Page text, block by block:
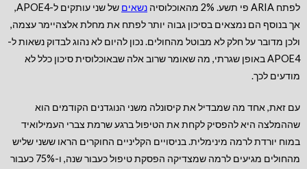
לפתח ARIA פי תשע. 2% מהאוכלוסיה
נשאים
של שני עותקים ל-APOE4,
אך בנוסף הם נמצאים בסיכון גבוה יותר לפתח את מחלת אלצהיימר עצמה,
ולכן מדובר על חלק לא מבוטל מהחולים. נכון להיום לא נהוג לבדוק נשאות ל-
APOE4 באופן שגרתי, מה שאומר שרוב אלה שבאוכלוסית סיכון כלל לא
מודעים לכך.
עם זאת, אחד מה שמבדיל את קיסונלה משני הנוגדנים הקודמים הוא
שההמלצה היא להפסיק לקחת את הטיפול ברגע שרמת צברי העמילואיד
במוח יורדת לרמה מינימלית. בניסויים הקליניים החוקרים הראו ששני שליש
מהחולים מגיעים לרמה שמצדיקה הפסקת טיפול כעבור שנה, ו-75% כעבור